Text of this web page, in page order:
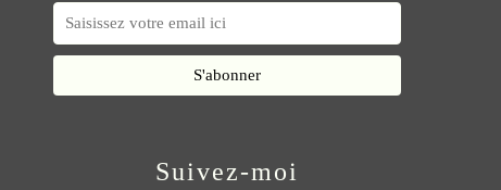
Suivez-moi